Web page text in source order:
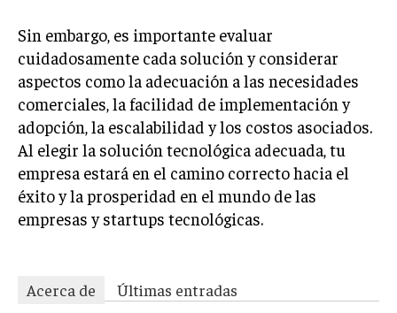
Sin embargo, es importante evaluar
cuidadosamente cada solución y considerar
aspectos como la adecuación a las necesidades
comerciales, la facilidad de implementación y
adopción, la escalabilidad y los costos asociados.
Al elegir la solución tecnológica adecuada, tu
empresa estará en el camino correcto hacia el
éxito y la prosperidad en el mundo de las
empresas y startups tecnológicas.
Acerca de
Últimas entradas